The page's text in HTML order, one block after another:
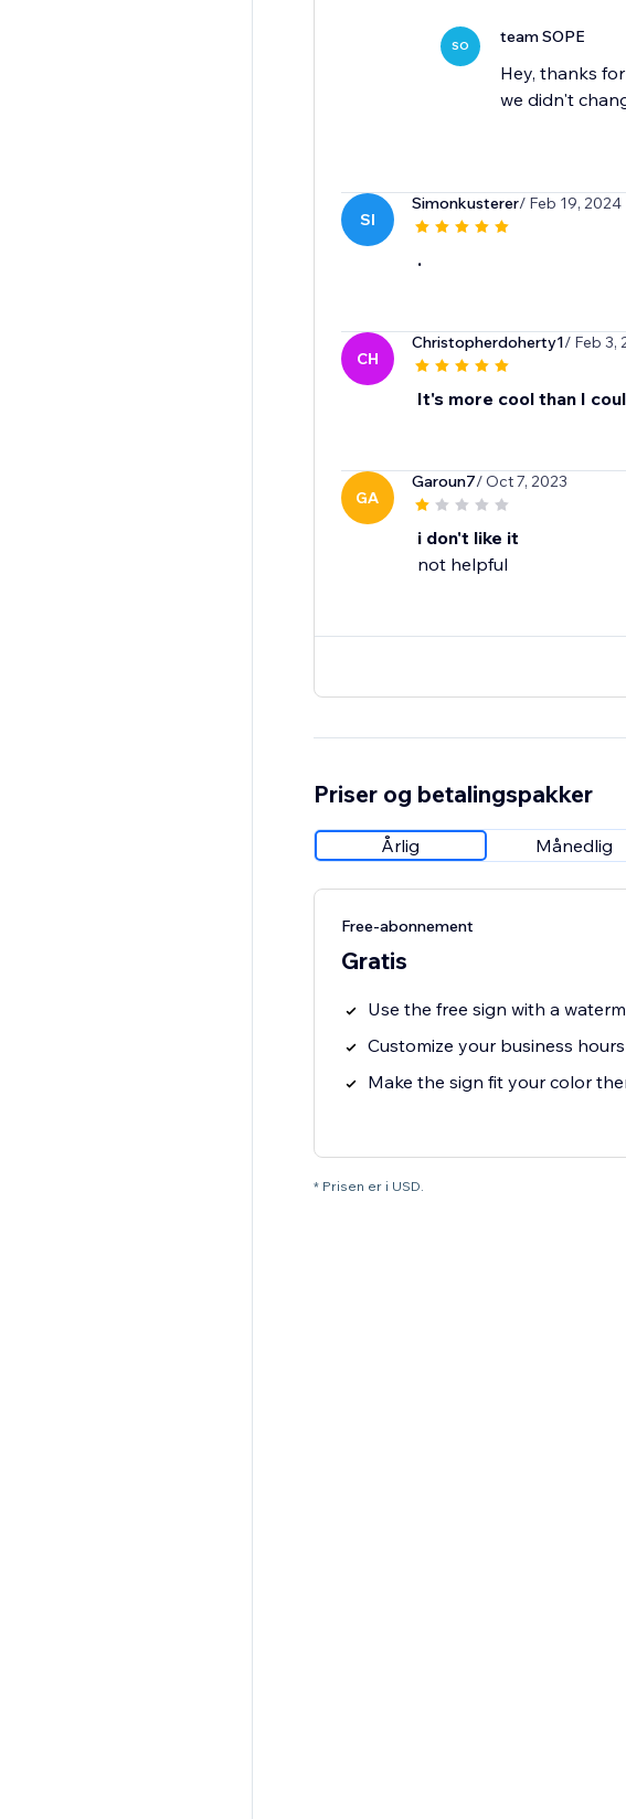
SO team SOPE
Hey, thanks
we didn't
SI
Simonkusterer/ Feb 19, 2024
.
CH
Christopherdoherty1/ Feb 3,
It's more cool than I
GA
Garoun7/ Oct 7, 2023
i don't like it
not helpful
Priser og betalingspakker
Årlig Månedlig
Free-abonnement
Gratis
Use the free sign with a
Customize your business hours
Make the sign fit your color
* Prisen er i USD.